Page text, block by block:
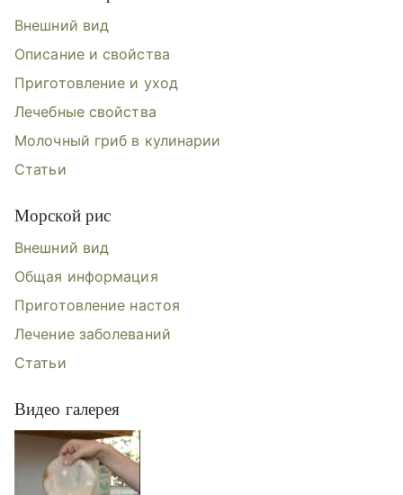
Внешний вид
Описание и свойства
Приготовление и уход
Лечебные свойства
Молочный гриб в кулинарии
Статьи
Морской рис
Внешний вид
Общая информация
Приготовление настоя
Лечение заболеваний
Статьи
Видео галерея
Видеогалерея: Чайный гриб,